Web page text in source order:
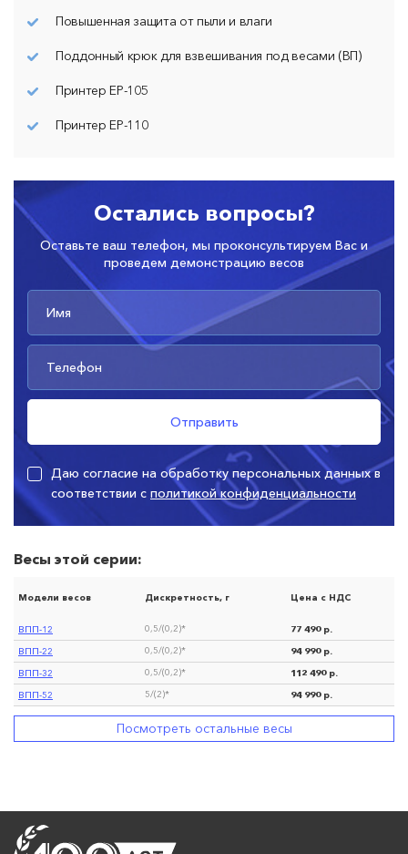
Повышенная защита от пыли и влаги
Поддонный крюк для взвешивания под весами (ВП)
Принтер ЕР-105
Принтер ЕР-110
Остались вопросы?
Оставьте ваш телефон, мы проконсультируем Вас и
проведем демонстрацию весов
Даю согласие на обработку персональных данных в
соответствии с политикой конфиденциальности
Весы этой серии:
Модели весов Дискретность, г Цена с НДС
ВПП-12 0,5/(0,2)*
77 490 р.
ВПП-22
0,5/(0,2)*
94 990 р.
ВПП-32
0,5/(0,2)*
112 490 р.
ВПП-52
5/(2)* 94 990 р.
Посмотреть остальные весы